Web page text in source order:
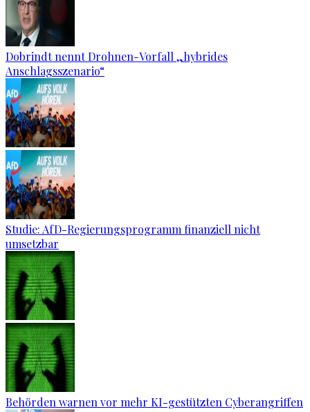
Dobrindt nennt Drohnen-Vorfall „hybrides
Anschlagsszenario“
Studie: AfD-Regierungsprogramm finanziell nicht
umsetzbar
Behörden warnen vor mehr KI-gestützten Cyberangriffen